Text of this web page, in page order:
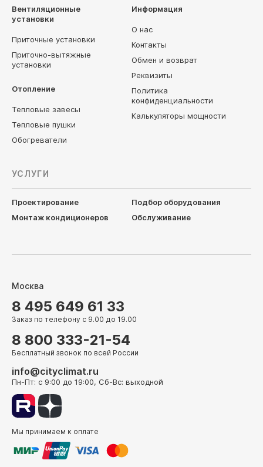
Вентиляционные
установки
Приточные установки
Приточно-вытяжные
установки
Отопление
Тепловые завесы
Тепловые пушки
Обогреватели
Информация
О нас
Контакты
Обмен и возврат
Реквизиты
Политика
конфиденциальности
Калькуляторы мощности
УСЛУГИ
Проектирование
Подбор оборудования
Монтаж кондиционеров
Обслуживание
Москва
8 495 649 61 33
Заказ по телефону с 9.00 до 19.00
8 800 333-21-54
Бесплатный звонок по всей России
info@cityclimat.ru
Пн-Пт: с 9:00 до 19:00, Сб-Вс: выходной
Мы принимаем к оплате